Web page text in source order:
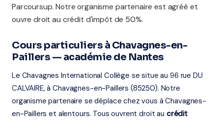
Parcoursup. Notre organisme partenaire est agréé et
ouvre droit au crédit d'impôt de 50%.
Cours particuliers à Chavagnes-en-
Paillers — académie de Nantes
Le Chavagnes International Collège se situe au 96 rue DU
CALVAIRE, à Chavagnes-en-Paillers (85250). Notre
organisme partenaire se déplace chez vous à Chavagnes-
en-Paillers et alentours. Tous ouvrent droit au crédit